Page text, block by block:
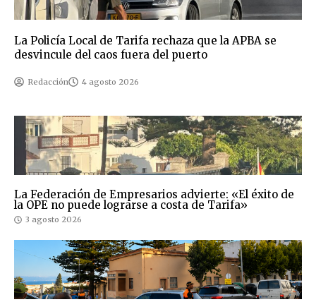
La Policía Local de Tarifa rechaza que la APBA se
desvincule del caos fuera del puerto
Redacción 4 agosto 2026
La Federación de Empresarios advierte: «El éxito de
la OPE no puede lograrse a costa de Tarifa»
3 agosto 2026